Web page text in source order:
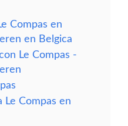
Compas en
en Belgica
Le Compas -
Le Compas en